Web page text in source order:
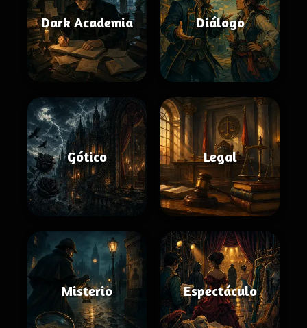
Dark Academia Diálogo
Gótico Legal
Misterio Espectáculo